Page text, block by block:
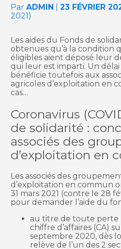
ParADMIN |23 FÉVRIER
2021)
Les aides du Fonds de
obtenues qu’à la condition
éligibles aient déposé leur
qui leur est imparti. Un
bénéficie toutefois aux
agricoles d’exploitation en
cas…
Coronavirus
de solidarité :
associés des
d’exploitation en
Les associés des
d’exploitation en commun
31 mars 2021 (contre le 28
pour demander l’aide du
au titre de toute perte
chiffre d’affaires (CA)
septembre 2020, dès
relève de l’un des 2